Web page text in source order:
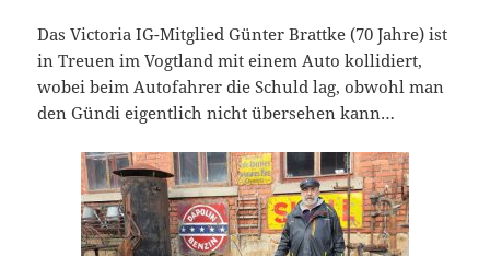
Das Victoria IG-Mitglied Günter Brattke (70 Jahre) ist
in Treuen im Vogtland mit einem Auto kollidiert,
wobei beim Autofahrer die Schuld lag, obwohl man
den Gündi eigentlich nicht übersehen kann…